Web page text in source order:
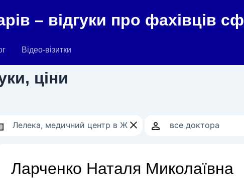
– відгуки про фахівців
Відео-візитки
ціни
Ларченко Наталя Миколаївна